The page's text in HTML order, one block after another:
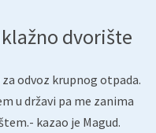
dvorište
odvoz krupnog otpada.
u državi pa me zanima
kazao je Magud.